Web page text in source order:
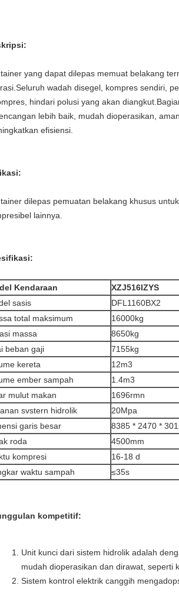
yang dapat dilepas memuat belakang
wadah disegel, kompres sendiri,
hindari polusi yang akan
lebih baik, mudah dioperasikan,
efisiensi.
dilepas pemuatan belakang khusus
lainnya.
Kendaraan
XZJ516IZYS
sasis
DFL1160BX2
total maksimum
16000kg
massa
8650kg
beban gaji
7155kg
kereta
12m3
ember sampah
1.4m3
mulut makan
1696rmn
svstern hidrolik
20Mpa
garis besar
8385 * 2470 *
roda
4500mm
kompresi
16-18 d
waktu sampah
≤35s
kompetitif:
Unit kunci dari sistem hidrolik adalah
mudah dioperasikan dan dirawat, seperti
Sistem kontrol elektrik canggih